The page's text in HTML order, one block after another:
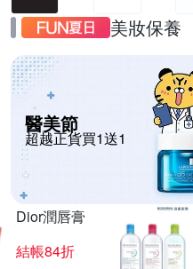
美妝保養
醫美節
超越正貨買1送1
Dior潤唇膏
結帳84折